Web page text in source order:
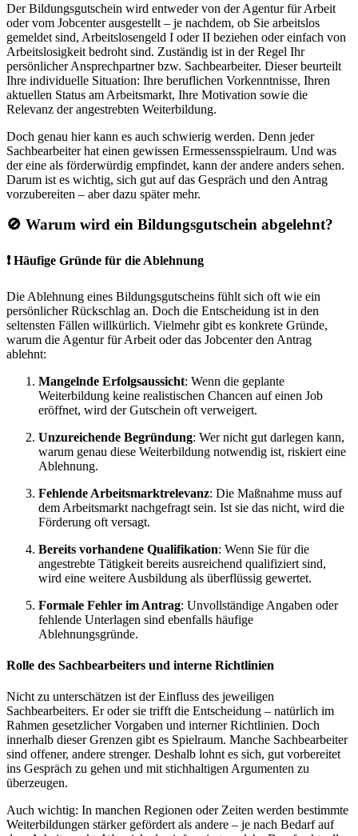
Der Bildungsgutschein wird entweder von der Agentur für Arbeit
oder vom Jobcenter ausgestellt – je nachdem, ob Sie arbeitslos
gemeldet sind, Arbeitslosengeld I oder II beziehen oder einfach von
Arbeitslosigkeit bedroht sind. Zuständig ist in der Regel Ihr
persönlicher Ansprechpartner bzw. Sachbearbeiter. Dieser beurteilt
Ihre individuelle Situation: Ihre beruflichen Vorkenntnisse, Ihren
aktuellen Status am Arbeitsmarkt, Ihre Motivation sowie die
Relevanz der angestrebten Weiterbildung.
Doch genau hier kann es auch schwierig werden. Denn jeder
Sachbearbeiter hat einen gewissen Ermessensspielraum. Und was
der eine als förderwürdig empfindet, kann der andere anders sehen.
Darum ist es wichtig, sich gut auf das Gespräch und den Antrag
vorzubereiten – aber dazu später mehr.
🚫 Warum wird ein Bildungsgutschein abgelehnt?
❗ Häufige Gründe für die Ablehnung
Die Ablehnung eines Bildungsgutscheins fühlt sich oft wie ein
persönlicher Rückschlag an. Doch die Entscheidung ist in den
seltensten Fällen willkürlich. Vielmehr gibt es konkrete Gründe,
warum die Agentur für Arbeit oder das Jobcenter den Antrag
ablehnt:
Mangelnde Erfolgsaussicht: Wenn die geplante
Weiterbildung keine realistischen Chancen auf einen Job
eröffnet, wird der Gutschein oft verweigert.
Unzureichende Begründung: Wer nicht gut darlegen kann,
warum genau diese Weiterbildung notwendig ist, riskiert eine
Ablehnung.
Fehlende Arbeitsmarktrelevanz: Die Maßnahme muss auf
dem Arbeitsmarkt nachgefragt sein. Ist sie das nicht, wird die
Förderung oft versagt.
Bereits vorhandene Qualifikation: Wenn Sie für die
angestrebte Tätigkeit bereits ausreichend qualifiziert sind,
wird eine weitere Ausbildung als überflüssig gewertet.
Formale Fehler im Antrag: Unvollständige Angaben oder
fehlende Unterlagen sind ebenfalls häufige
Ablehnungsgründe.
Rolle des Sachbearbeiters und interne Richtlinien
Nicht zu unterschätzen ist der Einfluss des jeweiligen
Sachbearbeiters. Er oder sie trifft die Entscheidung – natürlich im
Rahmen gesetzlicher Vorgaben und interner Richtlinien. Doch
innerhalb dieser Grenzen gibt es Spielraum. Manche Sachbearbeiter
sind offener, andere strenger. Deshalb lohnt es sich, gut vorbereitet
ins Gespräch zu gehen und mit stichhaltigen Argumenten zu
überzeugen.
Auch wichtig: In manchen Regionen oder Zeiten werden bestimmte
Weiterbildungen stärker gefördert als andere – je nach Bedarf auf